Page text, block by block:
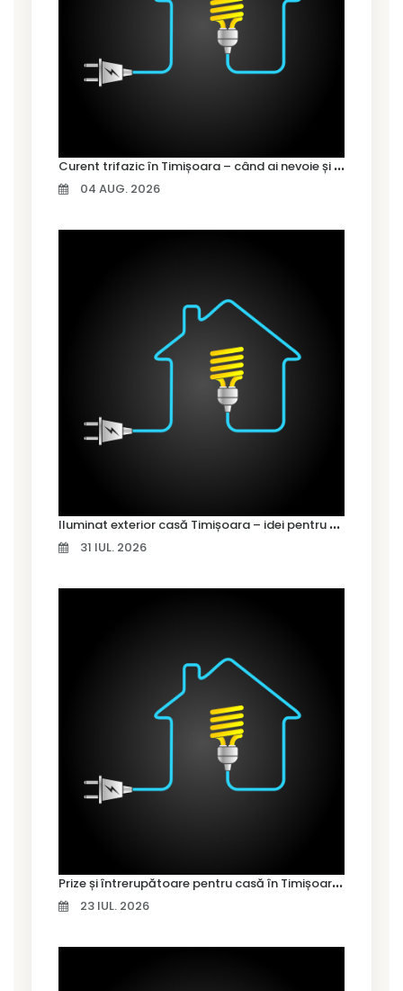
C
urent trifazic în Timișoara – când ai nevoie și cum îl alegi
04 AUG. 2026
I
luminat exterior casă Timișoara – idei pentru siguranță și confort
31 IUL. 2026
P
rize și întrerupătoare pentru casă în Timișoara – cum alegi variantele potrivite
23 IUL. 2026